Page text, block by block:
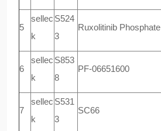
5
sellec
k
S524
3
Ruxolitinib Phosphate
6
sellec
k
S853
8
PF-06651600
7
sellec
k
S531
3
SC66